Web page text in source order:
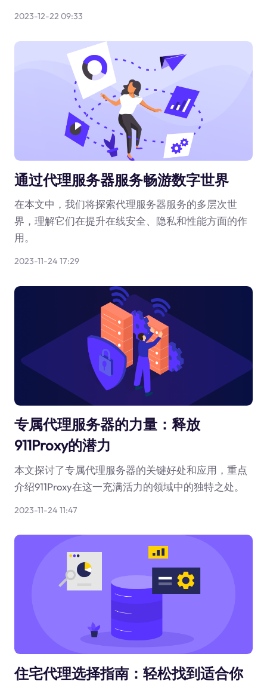
2023-12-22 09:33
通过代理服务器服务畅游数字世界
在本文中，我们将探索代理服务器服务的多层次世
界，理解它们在提升在线安全、隐私和性能方面的作
用。
2023-11-24 17:29
专属代理服务器的力量：释放
911Proxy的潜力
本文探讨了专属代理服务器的关键好处和应用，重点
介绍911Proxy在这一充满活力的领域中的独特之处。
2023-11-24 11:47
住宅代理选择指南：轻松找到适合你